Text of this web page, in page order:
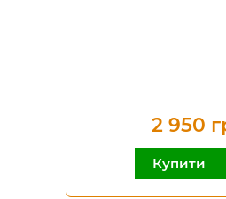
2 950
Купити